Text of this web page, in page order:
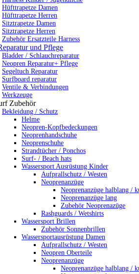
Hüfttrapetze Damen
Hüfttrapetze Herren
Sitztrapetze Damen
Sitztrapetze Herren
Zubehör Ersatzteile Harness
und Pflege
Bladder / Schlauchreparatur
Neopren Reparatur+ Pflege
Segeltuch Reparatur
Surfboard reparatur
Ventile & Verbindungen
Werkzeuge
Zubehör
Bekleidung / Schutz
Helme
Neopren-Kopfbedeckungen
Neoprenhandschuhe
Neoprenschuhe
Strandtücher / Ponchos
Surf- / Beach hats
Wassersport Ausrüstung Kinder
Aufprallschutz / Westen
Neoprenanzüge
Neoprenanzüge halblang /
Neoprenanzüge lang
Zubehör Neoprenazüge
Rashguards / Wetshirts
Wassersport Brillen
Zubehör Sonnenbrillen
Wassersportausrüstung Damen
Aufprallschutz / Westen
Neopren Oberteile
Neoprenanzüge
Neoprenanzüge halblang /